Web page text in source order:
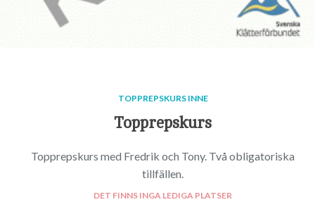
TOPPREPSKURS INNE
Topprepskurs
Topprepskurs med Fredrik och Tony. Två obligatoriska
tillfällen.
DET FINNS INGA LEDIGA PLATSER